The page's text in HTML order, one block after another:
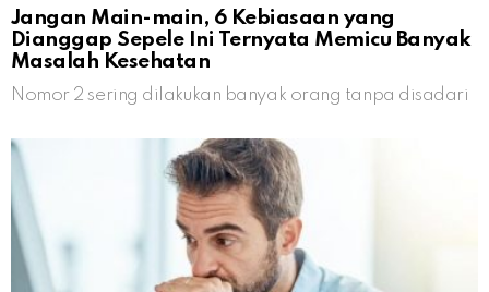
Jangan Main-main, 6 Kebiasaan yang
Dianggap Sepele Ini Ternyata Memicu Banyak
Masalah Kesehatan
Nomor 2 sering dilakukan banyak orang tanpa disadari